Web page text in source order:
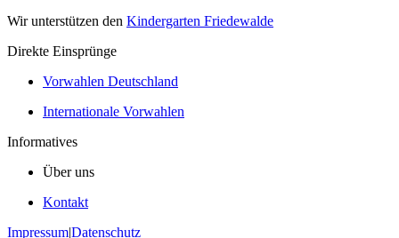
Wir unterstützen den Kindergarten Friedewalde
Direkte Einsprünge
Vorwahlen Deutschland
Internationale Vorwahlen
Informatives
Über uns
Kontakt
Impressum|Datenschutz